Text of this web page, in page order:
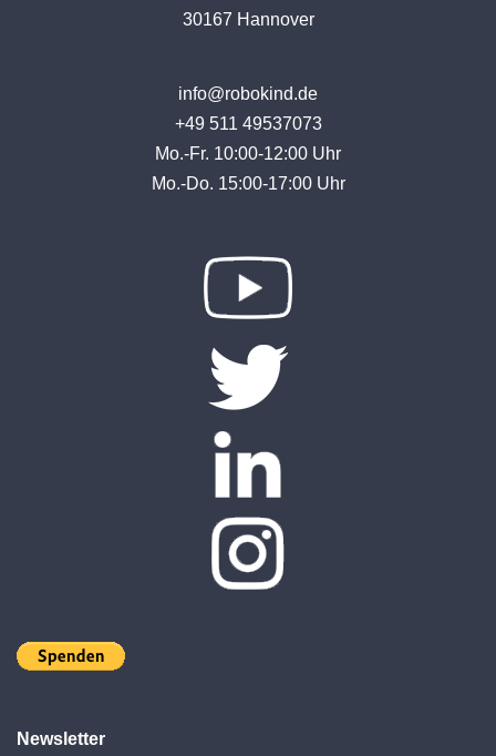
30167 Hannover
info@robokind.de
+49 511 49537073
Mo.-Fr. 10:00-12:00 Uhr
Mo.-Do. 15:00-17:00 Uhr
Newsletter